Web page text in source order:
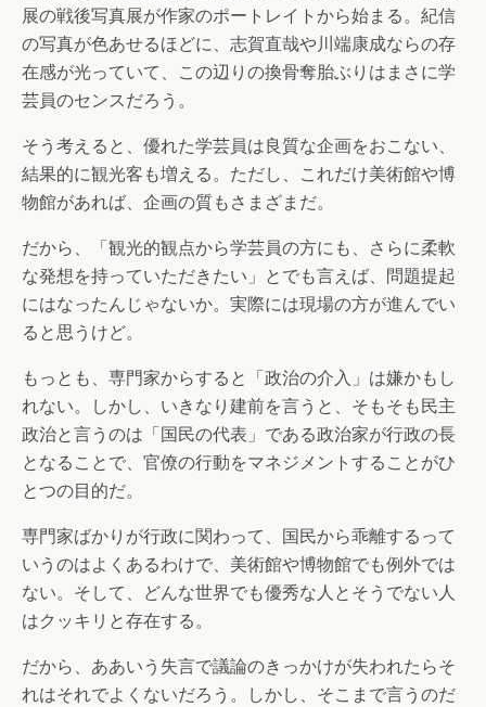
展の戦後写真展が作家のポートレイトから始まる。紀信
の写真が色あせるほどに、志賀直哉や川端康成ならの存
在感が光っていて、この辺りの換骨奪胎ぶりはまさに学
芸員のセンスだろう。
そう考えると、優れた学芸員は良質な企画をおこない、
結果的に観光客も増える。ただし、これだけ美術館や博
物館があれば、企画の質もさまざまだ。
だから、「観光的観点から学芸員の方にも、さらに柔軟
な発想を持っていただきたい」とでも言えば、問題提起
にはなったんじゃないか。実際には現場の方が進んでい
ると思うけど。
もっとも、専門家からすると「政治の介入」は嫌かもし
れない。しかし、いきなり建前を言うと、そもそも民主
政治と言うのは「国民の代表」である政治家が行政の長
となることで、官僚の行動をマネジメントすることがひ
とつの目的だ。
専門家ばかりが行政に関わって、国民から乖離するって
いうのはよくあるわけで、美術館や博物館でも例外では
ない。そして、どんな世界でも優秀な人とそうでない人
はクッキリと存在する。
だから、ああいう失言で議論のきっかけが失われたらそ
れはそれでよくないだろう。しかし、そこまで言うのだ